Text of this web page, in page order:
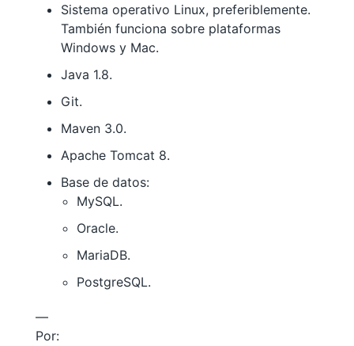
Sistema operativo Linux, preferiblemente.
También funciona sobre plataformas
Windows y Mac.
Java 1.8.
Git.
Maven 3.0.
Apache Tomcat 8.
Base de datos:
MySQL.
Oracle.
MariaDB.
PostgreSQL.
—
Por: